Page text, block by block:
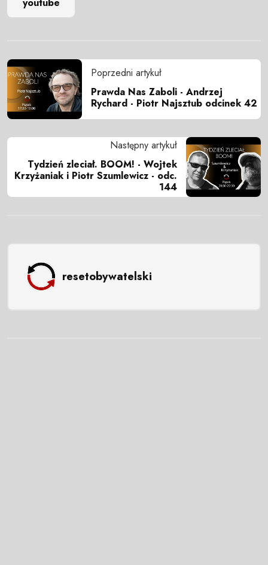
youtube
Poprzedni artykuł
Prawda Nas Zaboli - Andrzej
Rychard - Piotr Najsztub odcinek 42
Następny artykuł
Tydzień zleciał. BOOM! - Wojtek
Krzyżaniak i Piotr Szumlewicz - odc.
144
resetobywatelski